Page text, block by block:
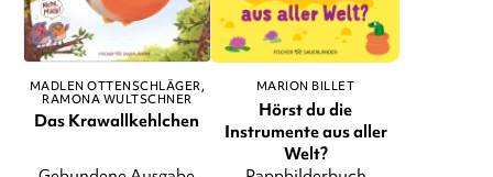
MADLEN OTTENSCHLÄGER
RAMONA WULTSCHNER
Das Krawallkehlchen
MARION BILLET
Hörst du die
Instrumente aus aller
Welt?